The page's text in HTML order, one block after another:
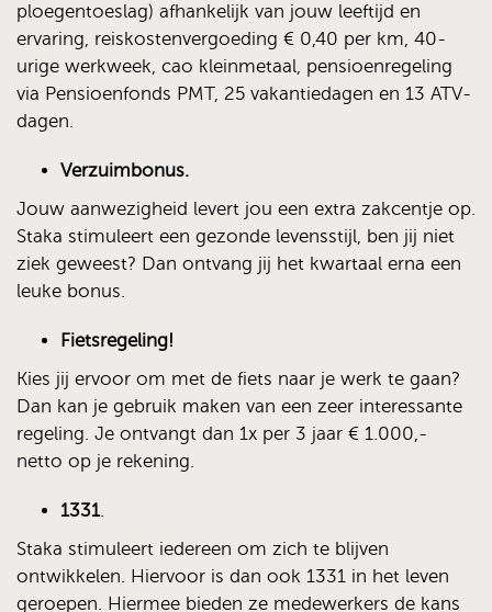
ploegentoeslag) afhankelijk van jouw leeftijd en
ervaring, reiskostenvergoeding € 0,40 per km, 40-
urige werkweek, cao kleinmetaal, pensioenregeling
via Pensioenfonds PMT, 25 vakantiedagen en 13 ATV-
dagen.
Verzuimbonus.
Jouw aanwezigheid levert jou een extra zakcentje op.
Staka stimuleert een gezonde levensstijl, ben jij niet
ziek geweest? Dan ontvang jij het kwartaal erna een
leuke bonus.
Fietsregeling!
Kies jij ervoor om met de fiets naar je werk te gaan?
Dan kan je gebruik maken van een zeer interessante
regeling. Je ontvangt dan 1x per 3 jaar € 1.000,-
netto op je rekening.
1331.
Staka stimuleert iedereen om zich te blijven
ontwikkelen. Hiervoor is dan ook 1331 in het leven
geroepen. Hiermee bieden ze medewerkers de kans